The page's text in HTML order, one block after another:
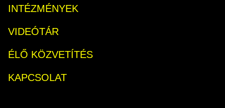
INTÉZMÉNYEK
VIDEÓTÁR
ÉLŐ KÖZVETÍTÉS
KAPCSOLAT